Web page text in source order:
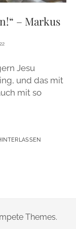
– Markus
Jesu
und das mit
mit so
Themes.